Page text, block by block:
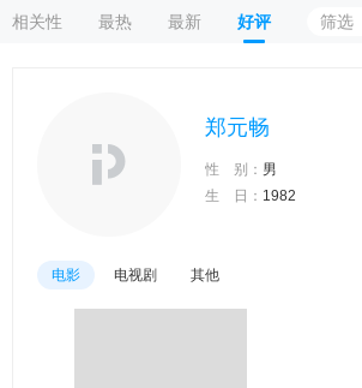
相关性 最热 最新 好评 筛选
郑元畅
性 别： 男
生 日： 1982
电影 电视剧 其他